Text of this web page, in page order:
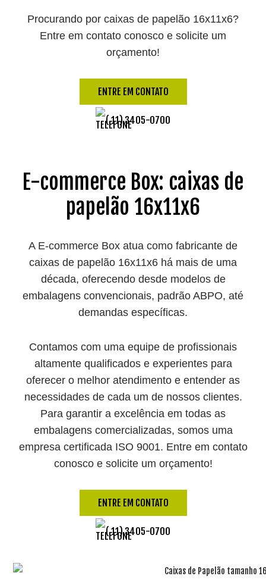
Procurando por caixas de papelão 16x11x6?
Entre em contato conosco e solicite um
orçamento!
ENTRE EM CONTATO
( 11) 3405-0700
E-commerce Box: caixas de
papelão 16x11x6
A E-commerce Box atua como fabricante de
caixas de papelão 16x11x6 há mais de uma
década, oferecendo desde modelos de
embalagens convencionais, padrão ABPO, até
demandas específicas.
Contamos com uma equipe de profissionais
altamente qualificados e experientes para
oferecer o melhor atendimento e entender as
necessidades de cada um de nossos clientes.
Para garantir a excelência em todas as
embalagens comercializadas, somos uma
empresa certificada ISO 9001. Entre em contato
conosco e solicite um orçamento!
ENTRE EM CONTATO
( 11) 3405-0700